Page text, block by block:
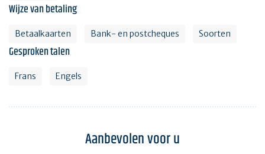
Wijze van betaling
Betaalkaarten Bank- en postcheques Soorten
Gesproken talen
Frans Engels
Aanbevolen voor u